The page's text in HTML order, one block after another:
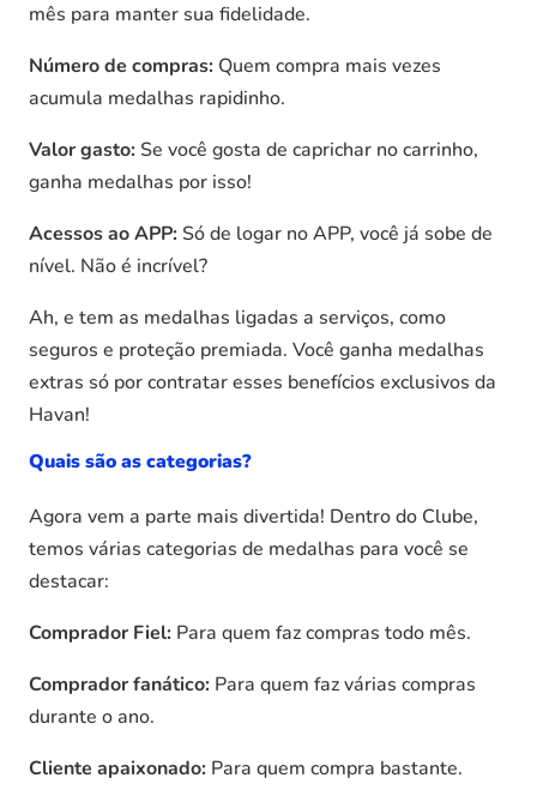
mês para manter sua fidelidade.
Número de compras: Quem compra mais vezes
acumula medalhas rapidinho.
Valor gasto:Se você gosta de caprichar no carrinho,
ganha medalhas por isso!
Acessos ao APP:Só de logar no APP, você já sobe de
nível. Não é incrível?
Ah, e tem as medalhas ligadas a serviços, como
seguros e proteção premiada. Você ganha medalhas
extras só por contratar esses benefícios exclusivos da
Havan!
Quais são as categorias?
Agora vem a parte mais divertida! Dentro do Clube,
temos várias categorias de medalhas para você se
destacar:
Comprador Fiel: Para quem faz compras todo mês.
Comprador fanático: Para quem faz várias compras
durante o ano.
Cliente apaixonado: Para quem compra bastante.